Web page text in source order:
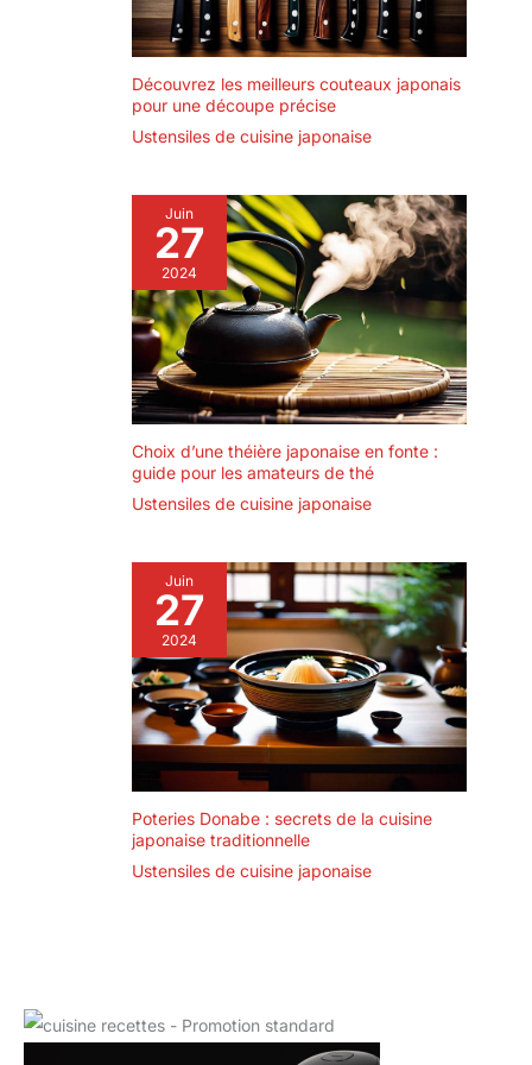
Découvrez les meilleurs couteaux japonais
pour une découpe précise
Ustensiles de cuisine japonaise
Juin
27
2024
Choix d’une théière japonaise en fonte :
guide pour les amateurs de thé
Ustensiles de cuisine japonaise
Juin
27
2024
Poteries Donabe : secrets de la cuisine
japonaise traditionnelle
Ustensiles de cuisine japonaise